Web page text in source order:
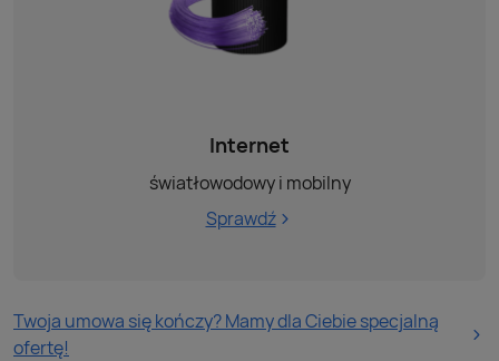
Internet
światłowodowy i mobilny
Sprawdź
Twoja umowa się kończy? Mamy dla Ciebie specjalną
ofertę!